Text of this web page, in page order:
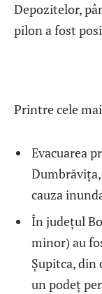
Depozitelor,
pilon a fost
Printre cele
Evacuarea
cauza
În județul
minor) au
Șupitca, din
un podeț